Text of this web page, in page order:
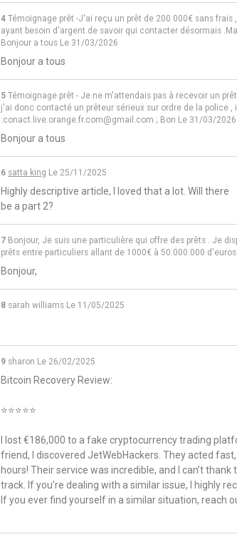
4 Témoignage prêt -J'ai reçu un prêt de 200 000€ sans
ayant besoin d'argent de savoir qui contacter désormais
Bonjour a tous Le 31/03/2026
Bonjour a tous
5 Témoignage prêt - Je ne m'attendais pas à recevoir un
j'ai donc contacté un prêteur sérieux sur ordre de la police ,
:conact.live.orange.fr.com@gmail.com ; Bon Le 31/03/2026
Bonjour a tous
6 satta king Le 25/11/2025
Highly descriptive article, I loved that a lot. Will there
be a part 2?
7 Bonjour, Je suis une particulière qui offre des prêts . Je
prêts entre particuliers allant de 1000€ à 50.000.000
Bonjour,
8 sarah williams Le 11/05/2025
9 sharon Le 26/02/2025
Bitcoin Recovery Review:
⭐️⭐️⭐️⭐️⭐️
I lost €186,000 to a fake cryptocurrency trading
friend, I discovered JetWebHackers. They acted
hours! Their service was incredible, and I can’t
track. If you’re dealing with a similar issue, I highly
If you ever find yourself in a similar situation, reach